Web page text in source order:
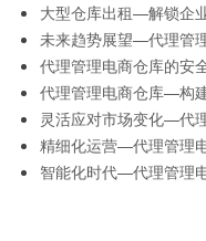
大型仓库出租—解锁企
未来趋势展望—代理管
代理管理电商仓库的安
代理管理电商仓库—构
灵活应对市场变化—代
精细化运营—代理管理
智能化时代—代理管理